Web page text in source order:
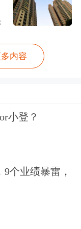
大的拓展空
靠我们金融
技所带来的
连平指出，
理中间占据
准拥有更多
内容
小登？
个业绩暴雷，